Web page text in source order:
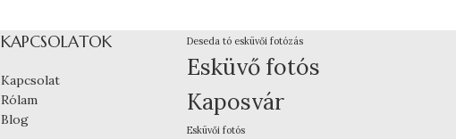
KAPCSOLATOK
Kapcsolat
Rólam
Blog
Deseda tó esküvői fotózás
Esküvő fotós
Kaposvár
Esküvői fotós